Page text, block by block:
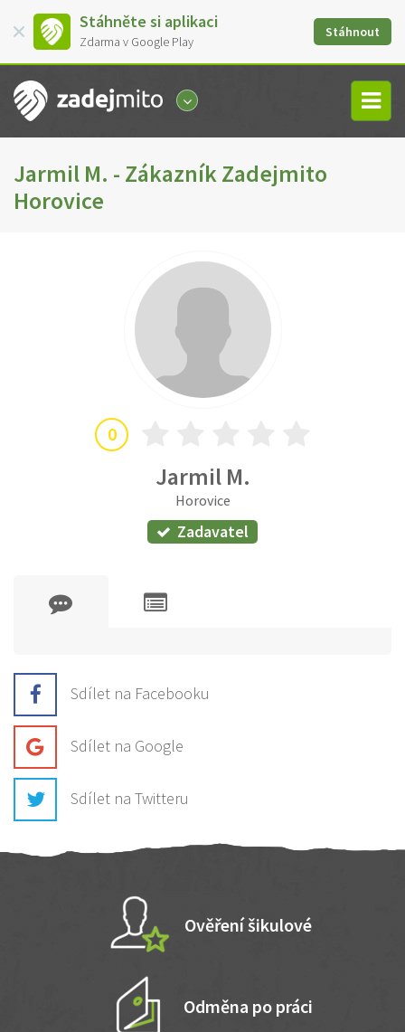
Stáhněte si aplikaci
Zdarma v Google Play
Stáhnout
Jarmil M. - Zákazník Zadejmito
Horovice
0
Jarmil M.
Horovice
Zadavatel
Sdílet na Facebooku
Sdílet na Google
Sdílet na Twitteru
Ověření šikulové
Odměna po práci